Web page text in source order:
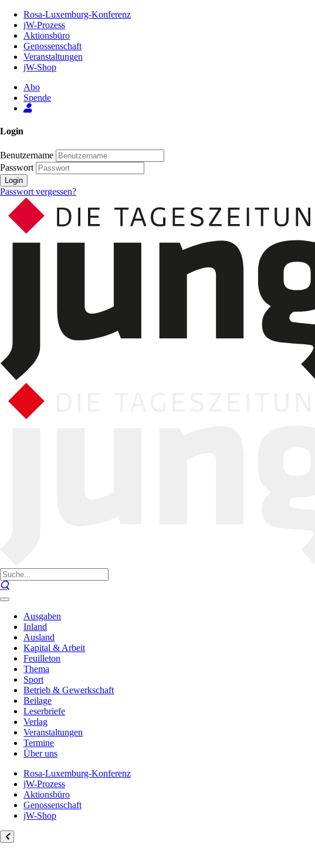
Inhalt
Seite
Rosa-Luxemburg-Konferenz
jW-Prozess
Aktionsbüro
Genossenschaft
Veranstaltungen
jW-Shop
Abo
Spende
Login
Benutzername
Passwort
Login
Passwort vergessen?
Ausgaben
Inland
Ausland
Kapital & Arbeit
Feuilleton
Thema
Sport
Betrieb & Gewerkschaft
Beilage
Leserbriefe
Verlag
Veranstaltungen
Termine
Über uns
Rosa-Luxemburg-Konferenz
jW-Prozess
Aktionsbüro
Genossenschaft
jW-Shop